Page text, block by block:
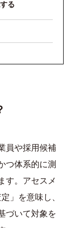
る
員や採用候補
つ体系的に測
す。アセスメ
」を意味し、
づいて対象を